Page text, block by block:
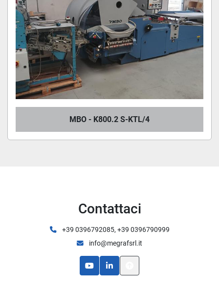
MBO - K800.2 S-KTL/4
Contattaci
+39 0396792085, +39 0396790999
info@megrafsrl.it
youtubelinkedin